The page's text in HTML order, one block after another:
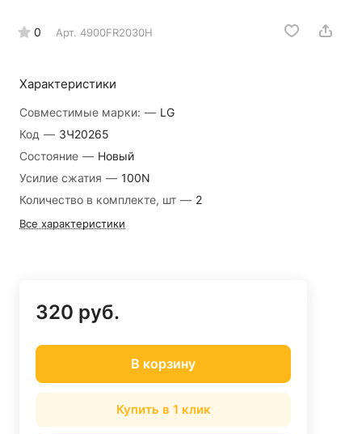
0 Арт. 4900FR2030H
Характеристики
Совместимые марки: — LG
Код — ЗЧ20265
Состояние — Новый
Усилие сжатия — 100N
Количество в комплекте, шт — 2
Все характеристики
320 руб.
В корзину
Купить в 1 клик